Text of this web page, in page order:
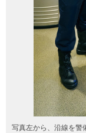
写真左から、沿線を警